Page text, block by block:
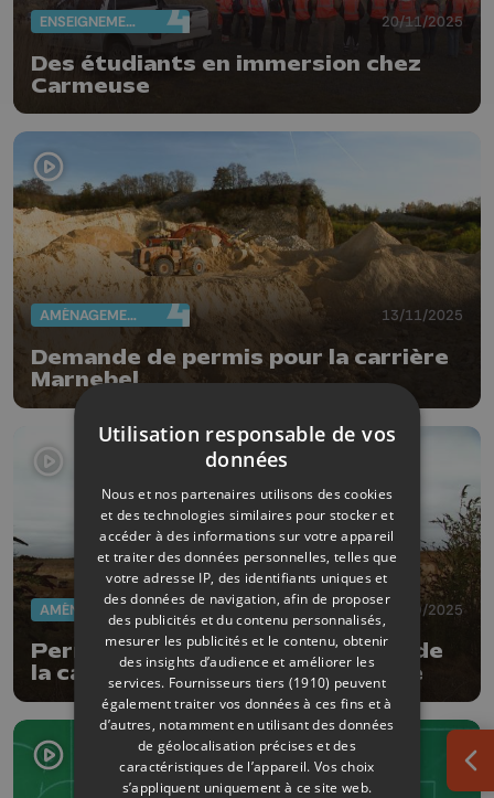
ENSEIGNEMENT 20/11/2025
Des étudiants en immersion chez
Carmeuse
AMÉNAGEMENT DU TERRITOIRE 13/11/2025
Demande de permis pour la carrière
Marnebel
AMÉNAGEMENT DU TERRITOIRE 18/09/2025
Permis octroyé pour l'extension de
la carrière du Romont à Bassenge
Utilisation responsable de vos
données
Nous et nos partenaires utilisons des cookies
et des technologies similaires pour stocker et
accéder à des informations sur votre appareil
et traiter des données personnelles, telles que
votre adresse IP, des identifiants uniques et
des données de navigation, afin de proposer
des publicités et du contenu personnalisés,
mesurer les publicités et le contenu, obtenir
des insights d’audience et améliorer les
services. Fournisseurs tiers (1910) peuvent
également traiter vos données à ces fins et à
d’autres, notamment en utilisant des données
de géolocalisation précises et des
caractéristiques de l’appareil. Vos choix
s’appliquent uniquement à ce site web.